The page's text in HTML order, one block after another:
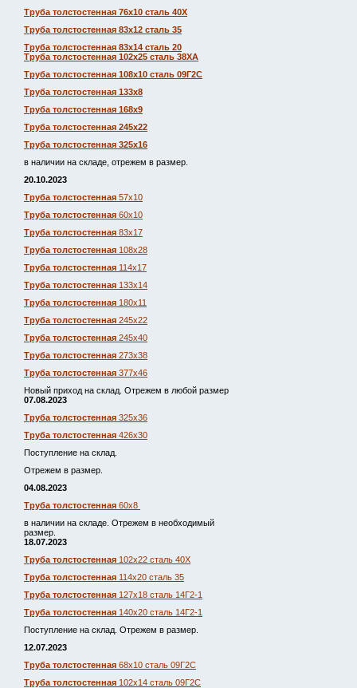
Труба толстостенная 76х10 сталь 40Х
Труба толстостенная 83х12 сталь 35
Труба толстостенная 83х14 сталь 20
Труба толстостенная 102х25 сталь 38ХА
Труба толстостенная 108х10 сталь 09Г2С
Труба толстостенная 133х8
Труба толстостенная 168х9
Труба толстостенная 245х22
Труба толстостенная 325х16
в наличии на складе, отрежем в размер.
20.10.2023
Труба толстостенная 57х10
Труба толстостенная 60х10
Труба толстостенная 83х17
Труба толстостенная 108х28
Труба толстостенная 114х17
Труба толстостенная 133х14
Труба толстостенная 180х11
Труба толстостенная 245х22
Труба толстостенная 245х40
Труба толстостенная 273х38
Труба толстостенная 377х46
Новый приход на склад. Отрежем в любой размер
07.08.2023
Труба толстостенная 325х36
Труба толстостенная 426х30
Поступление на склад.
Отрежем в размер.
04.08.2023
Труба толстостенная 60х8
в наличии на складе. Отрежем в необходимый
размер.
18.07.2023
Труба толстостенная 102х22 сталь 40Х
Труба толстостенная 114х20 сталь 35
Труба толстостенная 127х18 сталь 14Г2-1
Труба толстостенная 140х20 сталь 14Г2-1
Поступление на склад. Отрежем в размер.
12.07.2023
Труба толстостенная 68х10 сталь 09Г2С
Труба толстостенная 102х14 сталь 09Г2С